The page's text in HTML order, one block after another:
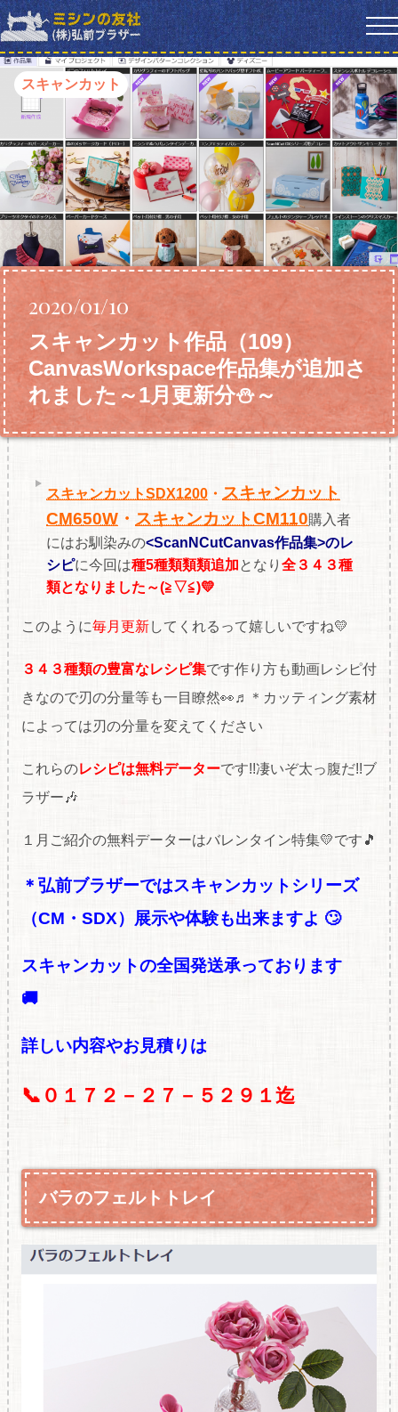
スキャンカット
2020/01/10
スキャンカット作品（109）
CanvasWorkspace作品集が追加さ
れました～1月更新分⛄～
スキャンカットSDX1200 ・ スキャンカット
CM650W ・ スキャンカットCM110購入者
にはお馴染みの<ScanNCutCanvas作品集>のレ
シピに今回は種5種類類類追加となり 全３４３種
類となりました～(≧▽≦)💛
このように毎月更新してくれるって嬉しいですね💛
３４３種類の豊富なレシピ集です作り方も動画レシピ付
きなので刃の分量等も一目瞭然👀♬＊カッティング素材
によっては刃の分量を変えてください
これらのレシピは無料データーです!!凄いぞ太っ腹だ!!ブ
ラザー🎶
１月ご紹介の無料データーはバレンタイン特集💛です🎵
＊弘前ブラザーではスキャンカットシリーズ
（CM・SDX）展示や体験も出来ますよ 🙄
スキャンカットの全国発送承っております
🚚
詳しい内容やお見積りは
📞０１７２－２７－５２９１迄
バラのフェルトトレイ